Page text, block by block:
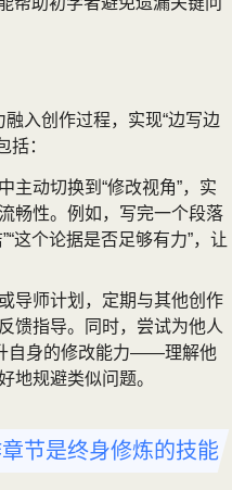
入创作过程，实现“边写边
括：
主动切换到“修改视角”，实
畅性。例如，写完一个段落
这个论据是否足够有力”，让
导师计划，定期与其他创作
馈指导。同时，尝试为他人
自身的修改能力——理解他
地规避类似问题。
节是终身修炼的技能